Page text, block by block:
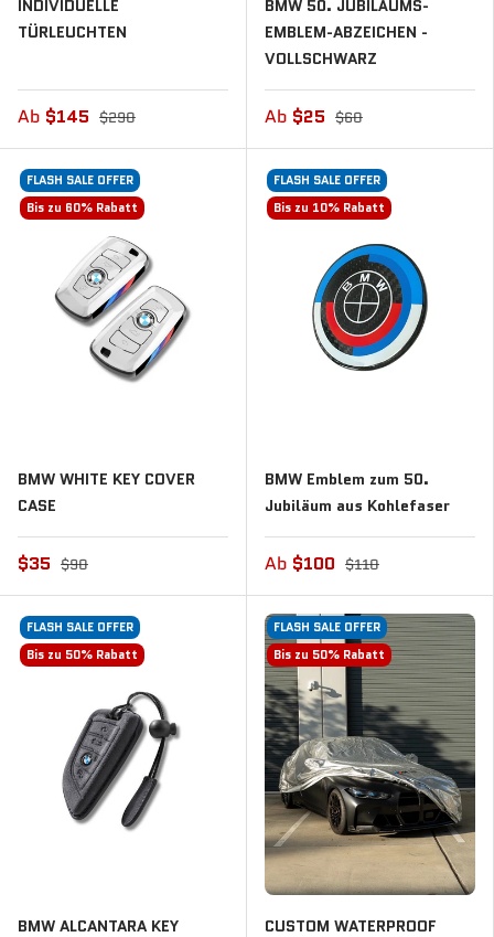
INDIVIDUELLE
TÜRLEUCHTEN
Ab $145 $290
BMW 50. JUBILÄUMS-
EMBLEM-ABZEICHEN -
VOLLSCHWARZ
Ab $25 $60
FLASH SALE OFFER
Bis zu 60% Rabatt
BMW WHITE KEY COVER
CASE
$35 $90
FLASH SALE OFFER
Bis zu 10% Rabatt
BMW Emblem zum 50.
Jubiläum aus Kohlefaser
Ab $100 $110
FLASH SALE OFFER
Bis zu 50% Rabatt
BMW ALCANTARA KEY
FLASH SALE OFFER
Bis zu 50% Rabatt
CUSTOM WATERPROOF